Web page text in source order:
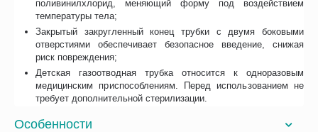
поливинилхлорид, меняющий форму под воздействием
температуры тела;
Закрытый закругленный конец трубки с двумя боковыми
отверстиями обеспечивает безопасное введение, снижая
риск повреждения;
Детская газоотводная трубка относится к одноразовым
медицинским приспособлениям. Перед использованием не
требует дополнительной стерилизации.
Особенности